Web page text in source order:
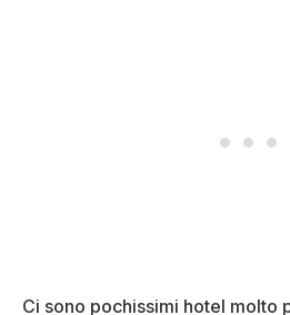
Ci sono pochissimi hotel molto